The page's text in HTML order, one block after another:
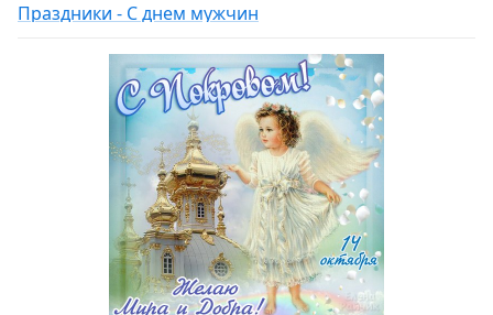
Праздники - С днем мужчин